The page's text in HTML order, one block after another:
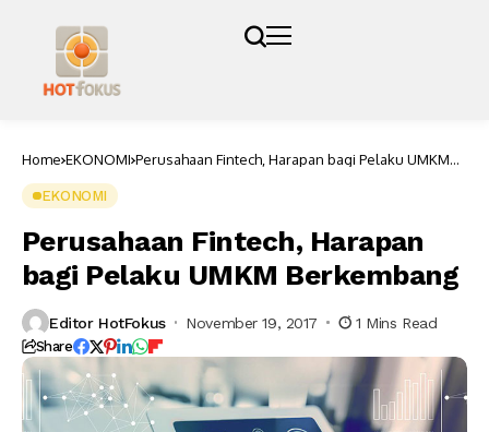
Home EKONOMI Perusahaan Fintech, Harapan bagi Pelaku UMKM
EKONOMI
Perusahaan Fintech, Harapan
bagi Pelaku UMKM Berkembang
Editor HotFokus November 19, 2017 1 Mins Read
Share